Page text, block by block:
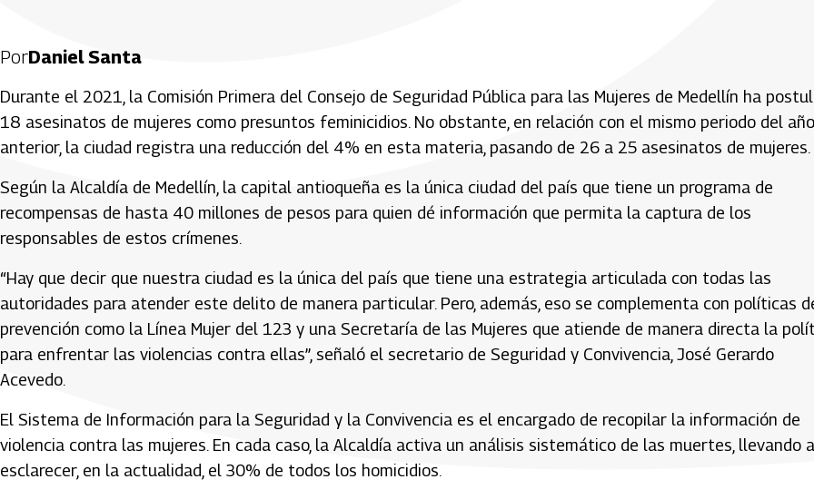
PorDaniel Santa
Durante el 2021, la Comisión Primera del Consejo de Seguridad Pública para las Mujeres de Medellín ha
18 asesinatos de mujeres como presuntos feminicidios. No obstante, en relación con el mismo periodo del año
anterior, la ciudad registra una reducción del 4% en esta materia, pasando de 26 a 25 asesinatos de mujeres.
Según la Alcaldía de Medellín, la capital antioqueña es la única ciudad del país que tiene un programa de
recompensas de hasta 40 millones de pesos para quien dé información que permita la captura de los
responsables de estos crímenes.
“Hay que decir que nuestra ciudad es la única del país que tiene una estrategia articulada con todas las
autoridades para atender este delito de manera particular. Pero, además, eso se complementa con políticas
prevención como la Línea Mujer del 123 y una Secretaría de las Mujeres que atiende de manera directa la
para enfrentar las violencias contra ellas”, señaló el secretario de Seguridad y Convivencia, José Gerardo
Acevedo.
El Sistema de Información para la Seguridad y la Convivencia es el encargado de recopilar la información de
violencia contra las mujeres. En cada caso, la Alcaldía activa un análisis sistemático de las muertes, llevando a
esclarecer, en la actualidad, el 30% de todos los homicidios.